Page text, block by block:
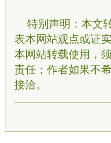
特别声明：本文
表本网站观点或证
本网站转载使用，
责任；作者如果不
接洽。